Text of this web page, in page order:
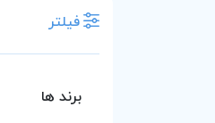
فیلتر
برند ها